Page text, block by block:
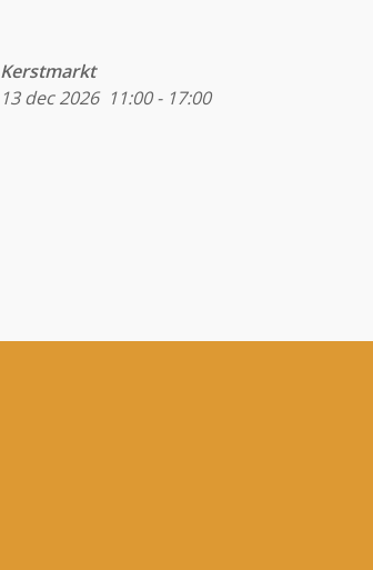
Kerstmarkt
13 dec 2026 11:00- 17:00